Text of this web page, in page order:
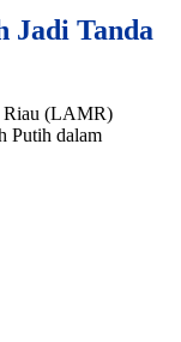
Jadi Tanda
Riau (LAMR)
Putih dalam